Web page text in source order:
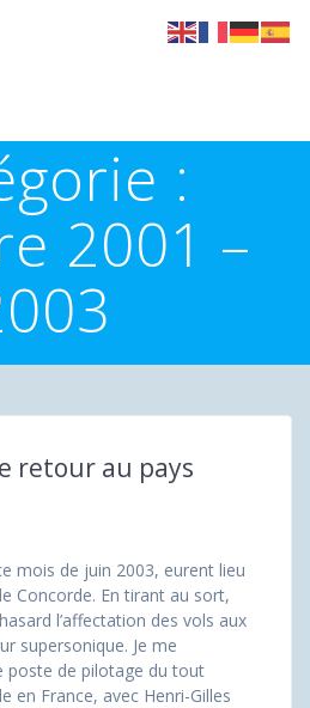
:
2001 –
retour au pays
mois de juin 2003, eurent lieu
Concorde. En tirant au sort,
l’affectation des vols aux
supersonique. Je me
poste de pilotage du tout
en France, avec Henri-Gilles